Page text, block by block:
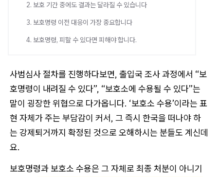
2. 보호 기간 중에도 결과는 달라질 수 있습니다
3. 보호명령 이전 대응이 가장 중요합니다
4. 보호명령, 피할 수 있다면 피해야 합니다.
사범심사 절차를 진행하다보면, 출입국 조사 과정에서 “보
호명령이 내려질 수 있다”, “보호소에 수용될 수 있다”는
말이 굉장한 위협으로 다가옵니다. ‘보호소 수용’이라는 표
현 자체가 주는 부담감이 커서, 그 즉시 한국을 떠나야 하
는 강제퇴거까지 확정된 것으로 오해하시는 분들도 계신데
요.
보호명령과 보호소 수용은 그 자체로 최종 처분이 아니기